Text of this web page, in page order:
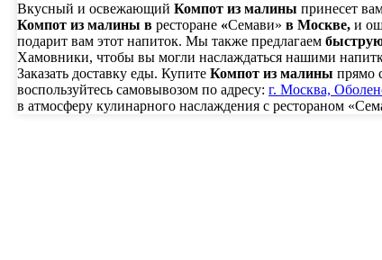
Вкусный и освежающий Компот из малины принесет
Компот из малины в ресторане «Семави» в Москве, и
подарит вам этот напиток. Мы также предлагаем
Хамовники, чтобы вы могли наслаждаться нашими
Заказать доставку еды. Купите Компот из малины прямо
воспользуйтесь самовывозом по адресу: г. Москва,
в атмосферу кулинарного наслаждения с рестораном